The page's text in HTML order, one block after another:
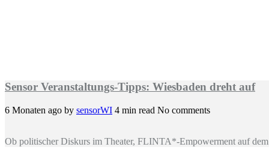
Sensor Veranstaltungs-Tipps: Wiesbaden dreht auf
6 Monaten ago by sensorWI 4 min read No comments
Ob politischer Diskurs im Theater, FLINTA*-Empowerment auf